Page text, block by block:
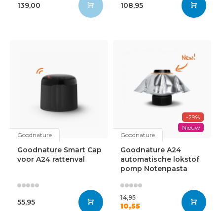
139,00 108,95
Goodnature
Goodnature Smart Cap
voor A24 rattenval
55,95
-29%
Nieuw
Goodnature
Goodnature A24
automatische lokstof
pomp Notenpasta
14,95
10,55